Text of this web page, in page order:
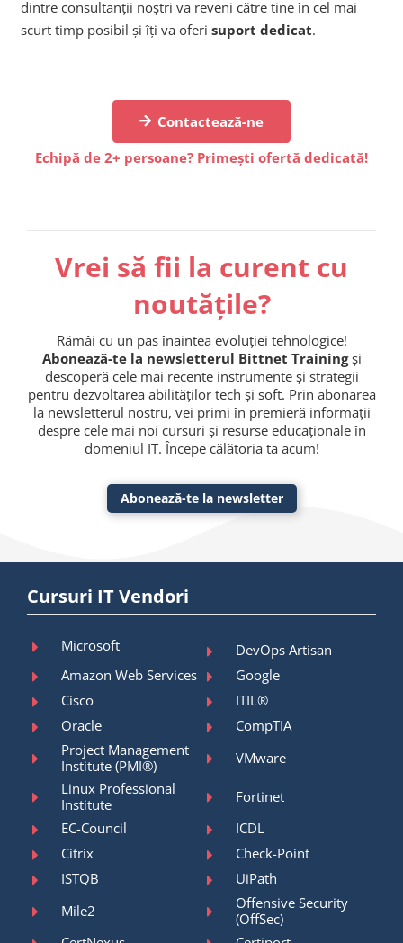
dintre consultanții noștri va reveni către tine în cel mai
scurt timp posibil și îți va oferi suport dedicat.
Contactează-ne
Echipă de 2+ persoane? Primești ofertă dedicată!
Vrei să fii la curent cu
noutățile?
Rămâi cu un pas înaintea evoluției tehnologice!
Abonează-te la newsletterul Bittnet Trainingși
descoperă cele mai recente instrumente și strategii
pentru dezvoltarea abilităților tech și soft. Prin abonarea
la newsletterul nostru, vei primi în premieră informații
despre cele mai noi cursuri și resurse educaționale în
domeniul IT. Începe călătoria ta acum!
Abonează-te la newsletter
Cursuri IT Vendori
Microsoft
DevOps Artisan
Amazon Web Services
Google
Cisco
ITIL®
Oracle
CompTIA
Project Management
Institute (PMI®)
VMware
Linux Professional
Institute
Fortinet
EC-Council
ICDL
Citrix
Check-Point
ISTQB
UiPath
Mile2
Offensive Security
(OffSec)